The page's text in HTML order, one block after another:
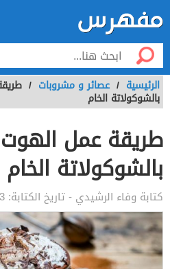
الرئيسية / عصائر و مشروبات /
بالشوكولاتة الخام
طريقة عمل
بالشوكولاتة الخام
كتابة وفاء الرشيدي - تاريخ الكتابة: 3 أكتوبر, 2020 3:02